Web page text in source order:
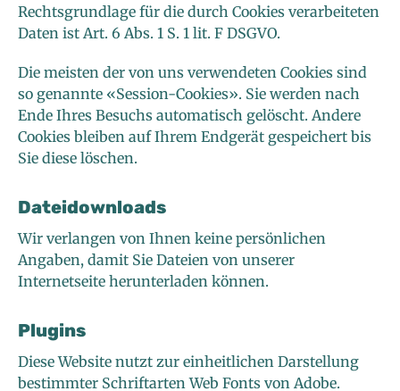
Rechtsgrundlage für die durch Cookies verarbeiteten
Daten ist Art. 6 Abs. 1 S. 1 lit. F DSGVO.
Die meisten der von uns verwendeten Cookies sind
so genannte «Session-Cookies». Sie werden nach
Ende Ihres Besuchs automatisch gelöscht. Andere
Cookies bleiben auf Ihrem Endgerät gespeichert bis
Sie diese löschen.
Dateidownloads
Wir verlangen von Ihnen keine persönlichen
Angaben, damit Sie Dateien von unserer
Internetseite herunterladen können.
Plugins
Diese Website nutzt zur einheitlichen Darstellung
bestimmter Schriftarten Web Fonts von Adobe.